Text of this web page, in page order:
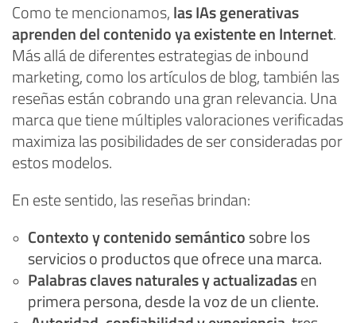
Como te mencionamos, las IAs generativas
aprenden del contenido ya existente en Internet.
Más allá de diferentes estrategias de inbound
marketing, como los artículos de blog, también las
reseñas están cobrando una gran relevancia. Una
marca que tiene múltiples valoraciones verificadas
maximiza las posibilidades de ser consideradas por
estos modelos.
En este sentido, las reseñas brindan:
Contexto y contenido semántico sobre los
servicios o productos que ofrece una marca.
Palabras claves naturales y actualizadasen
primera persona, desde la voz de un cliente.